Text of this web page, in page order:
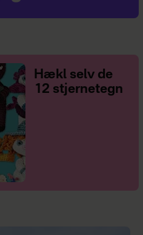
Hækl selv de
12 stjernetegn